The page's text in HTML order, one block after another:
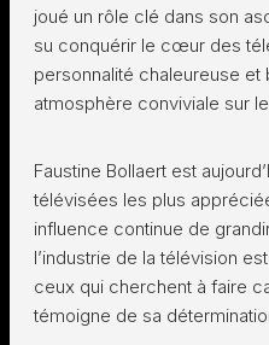
joué un rôle clé dans son
su conquérir le cœur des
personnalité chaleureuse et
atmosphère conviviale sur
Faustine Bollaert est
télévisées les plus
influence continue de
l’industrie de la télévision
ceux qui cherchent à faire
témoigne de sa